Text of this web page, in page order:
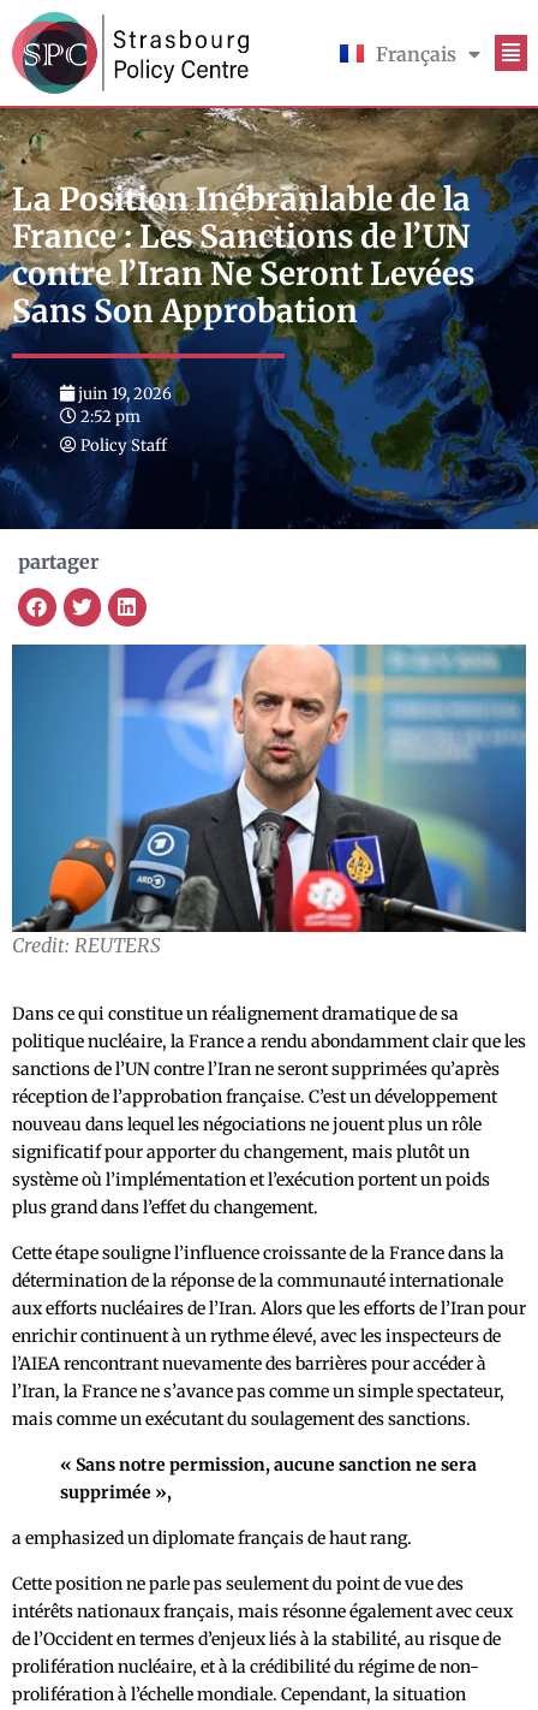
Français
English
La Position Inébranlable de la
France : Les Sanctions de l’UN
contre l’Iran Ne Seront Levées
Sans Son Approbation
juin 19, 2026
2:52 pm
Policy Staff
partager
Credit: REUTERS
Dans ce qui constitue un réalignement dramatique de sa
politique nucléaire, la France a rendu abondamment clair que les
sanctions de l’UN contre l’Iran ne seront supprimées qu’après
réception de l’approbation française. C’est un développement
nouveau dans lequel les négociations ne jouent plus un rôle
significatif pour apporter du changement, mais plutôt un
système où l’implémentation et l’exécution portent un poids
plus grand dans l’effet du changement.
Cette étape souligne l’influence croissante de la France dans la
détermination de la réponse de la communauté internationale
aux efforts nucléaires de l’Iran. Alors que les efforts de l’Iran pour
enrichir continuent à un rythme élevé, avec les inspecteurs de
l’AIEA rencontrant nuevamente des barrières pour accéder à
l’Iran, la France ne s’avance pas comme un simple spectateur,
mais comme un exécutant du soulagement des sanctions.
« Sans notre permission, aucune sanction ne sera
supprimée »,
a emphasized un diplomate français de haut rang.
Cette position ne parle pas seulement du point de vue des
intérêts nationaux français, mais résonne également avec ceux
de l’Occident en termes d’enjeux liés à la stabilité, au risque de
prolifération nucléaire, et à la crédibilité du régime de non-
prolifération à l’échelle mondiale. Cependant, la situation